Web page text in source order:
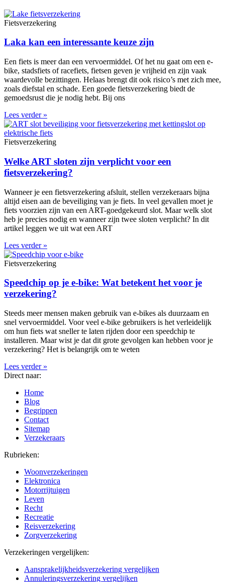
Fietsverzekering
Laka kan een interessante keuze zijn
Een fiets is meer dan een vervoermiddel. Of het nu gaat om een e-
bike, stadsfiets of racefiets, fietsen geven je vrijheid en zijn vaak
waardevolle bezittingen. Helaas brengt dit ook risico’s met zich mee,
zoals diefstal en schade. Een goede fietsverzekering biedt de
gemoedsrust die je nodig hebt. Bij ons
Lees verder »
Fietsverzekering
Welke ART sloten zijn verplicht voor een
fietsverzekering?
Wanneer je een fietsverzekering afsluit, stellen verzekeraars bijna
altijd eisen aan de beveiliging van je fiets. In veel gevallen moet je
fiets voorzien zijn van een ART-goedgekeurd slot. Maar welk slot
heb je precies nodig en wanneer zijn twee sloten verplicht? In dit
artikel leggen we uit wat een ART
Lees verder »
Fietsverzekering
Speedchip op je e-bike: Wat betekent het voor je
verzekering?
Steeds meer mensen maken gebruik van e-bikes als duurzaam en
snel vervoermiddel. Voor veel e-bike gebruikers is het verleidelijk
om hun fiets wat sneller te laten rijden door een speedchip te
installeren. Maar wist je dat dit grote gevolgen kan hebben voor je
verzekering? Het is belangrijk om te weten
Lees verder »
Direct naar:
Home
Blog
Begrippen
Contact
Sitemap
Verzekeraars
Rubrieken:
Woonverzekeringen
Elektronica
Motorrijtuigen
Leven
Recht
Recreatie
Reisverzekering
Zorgverzekering
Verzekeringen vergelijken:
Aansprakelijkheidsverzekering vergelijken
Annuleringsverzekering vergelijken